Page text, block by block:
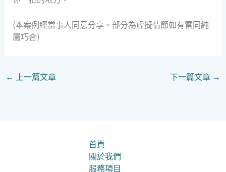
(本案例經當事人同意分享，部分為虛擬情節如有雷同純
屬巧合)
← 上一篇文章 下一篇文章 →
首頁
關於我們
服務項目